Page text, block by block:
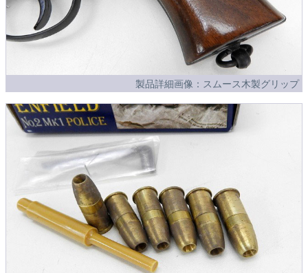
製品詳細画像：スムース木製グリップ